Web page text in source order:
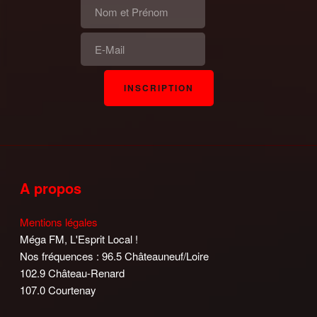
A propos
Mentions légales
Méga FM, L'Esprit Local !
Nos fréquences : 96.5 Châteauneuf/Loire
102.9 Château-Renard
107.0 Courtenay